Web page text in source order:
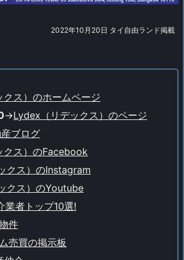
2022年10月20日 タイ自由ランド掲載
ス）のホームページ
->Lydex（リデックス）のページ
ブログ
クス）のFacebook
クス）のInstagram
クス）のYoutube
業者トップ10選!
件
売買の掲示板